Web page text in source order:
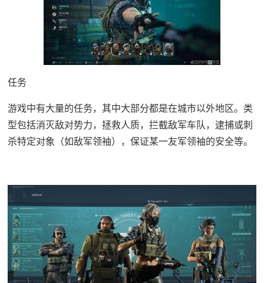
任务
游戏中有大量的任务，其中大部分都是在城市以外地区。类
型包括消灭敌对势力，拯救人质，拦截敌军车队，逮捕或刺
杀特定对象（如敌军领袖），保证某一友军领袖的安全等。